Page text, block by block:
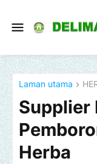
Laman utama
Supplier
Herba